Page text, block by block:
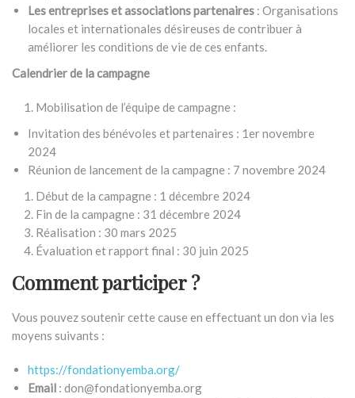
Les entreprises et associations partenaires : Organisations
locales et internationales désireuses de contribuer à
améliorer les conditions de vie de ces enfants.
Calendrier de la campagne
Mobilisation de l’équipe de campagne :
Invitation des bénévoles et partenaires : 1er novembre
2024
Réunion de lancement de la campagne : 7 novembre 2024
Début de la campagne : 1 décembre 2024
Fin de la campagne : 31 décembre 2024
Réalisation : 30 mars 2025
Évaluation et rapport final : 30 juin 2025
Comment participer ?
Vous pouvez soutenir cette cause en effectuant un don via les
moyens suivants :
https://fondationyemba.org/
Email : don@fondationyemba.org